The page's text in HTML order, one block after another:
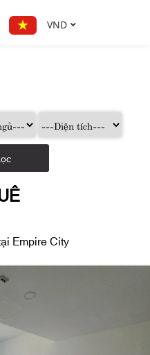
VND
Empire City